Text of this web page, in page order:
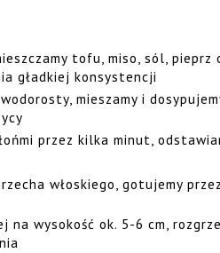
tofu, miso, sól, pieprz
gładkiej konsystencji
mieszamy i
przez kilka minut,
włoskiego, gotujemy
wysokość ok. 5-6 cm,